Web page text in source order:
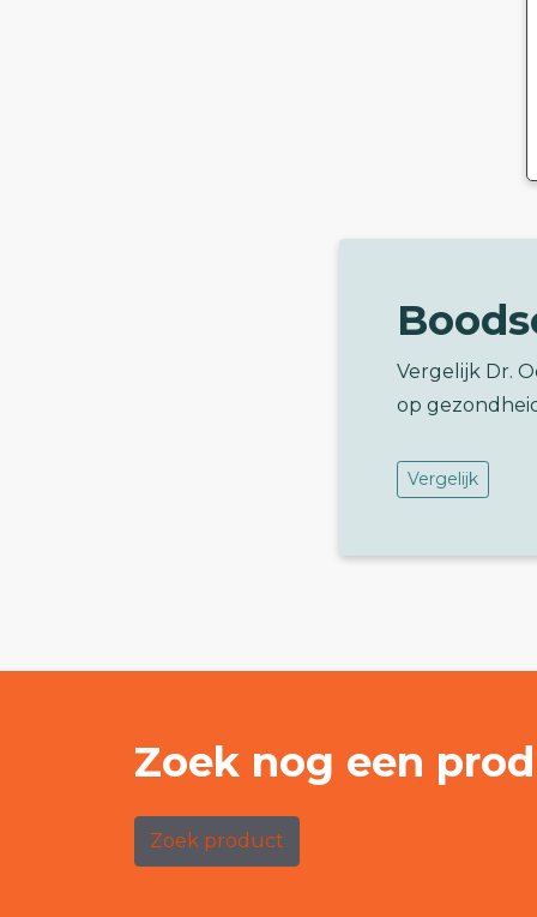
Vergelijk Dr.
op
Vergelijk
Zoek nog een
Zoek product